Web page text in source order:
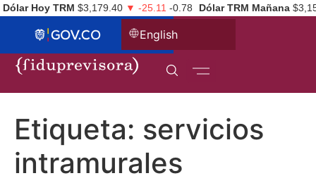
Dólar Hoy TRM $3,179.40 ▼ -25.11 -0.78 Dólar TRM Mañana
English
Etiqueta: servicios
intramurales